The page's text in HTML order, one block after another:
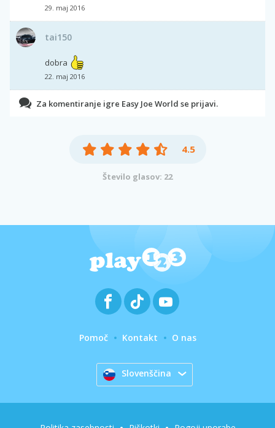
29. maj 2016
tai150
dobra
22. maj 2016
Za komentiranje igre Easy Joe World se prijavi.
4.5
Število glasov: 22
Pomoč Kontakt O nas
Slovenščina